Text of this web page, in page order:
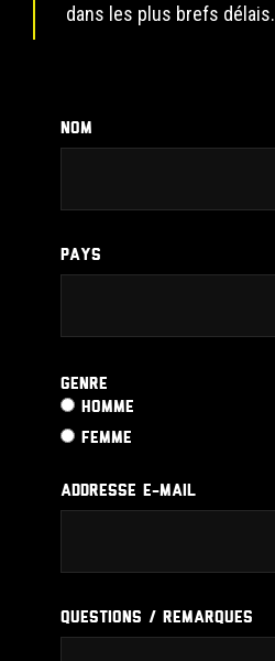
dans les plus brefs délais.
NOM
PAYS
Genre
HOMME
FEMME
ADDRESSE E-MAIL
QUESTIONS / REMARQUES